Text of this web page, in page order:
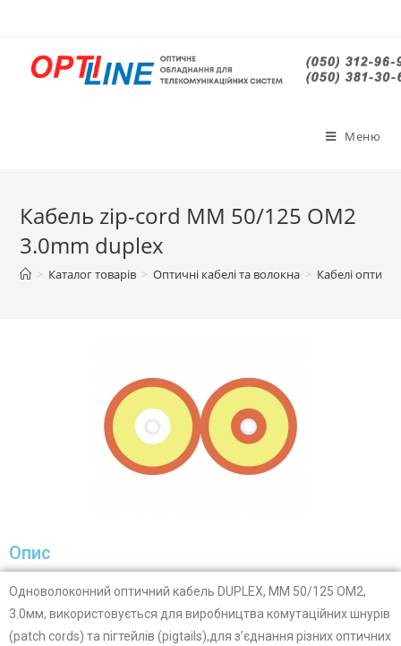
Меню
Кабель zip-cord MM 50/125 OM2
3.0mm duplex
> Каталог товарів > Оптичні кабелі та волокна > Кабелі
Опис
Одноволоконний оптичний кабель DUPLEX, MM 50/125 OM2,
3.0мм, використовується для виробництва комутаційних шнурів
(patch cords) та пігтейлів (pigtails),для з’єднання різних оптичних